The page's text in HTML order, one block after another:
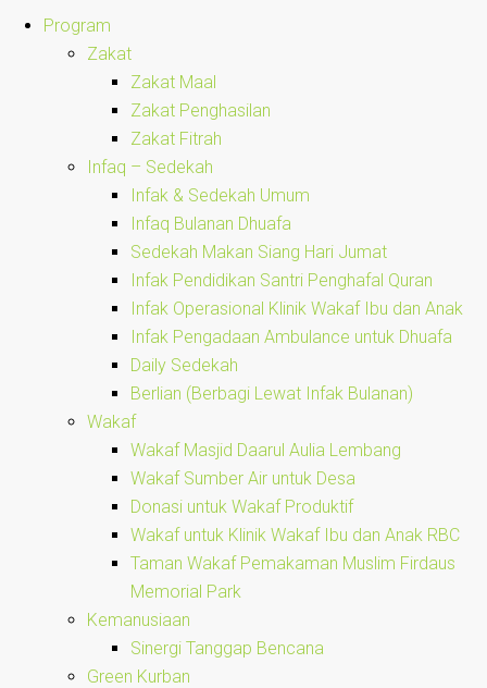
Program
Zakat
Zakat Maal
Zakat Penghasilan
Zakat Fitrah
Infaq – Sedekah
Infak & Sedekah Umum
Infaq Bulanan Dhuafa
Sedekah Makan Siang Hari Jumat
Infak Pendidikan Santri Penghafal Quran
Infak Operasional Klinik Wakaf Ibu dan Anak
Infak Pengadaan Ambulance untuk Dhuafa
Daily Sedekah
Berlian (Berbagi Lewat Infak Bulanan)
Wakaf
Wakaf Masjid Daarul Aulia Lembang
Wakaf Sumber Air untuk Desa
Donasi untuk Wakaf Produktif
Wakaf untuk Klinik Wakaf Ibu dan Anak RBC
Taman Wakaf Pemakaman Muslim Firdaus
Memorial Park
Kemanusiaan
Sinergi Tanggap Bencana
Green Kurban